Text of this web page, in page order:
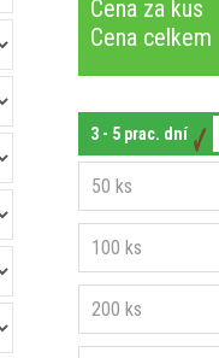
Cena za kus
Cena celkem
3 - 5 prac. dní
50 ks
100 ks
200 ks